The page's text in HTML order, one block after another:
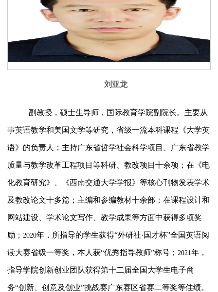
刘亚龙
副教授，硕士生导师，国际教育学院副院长。主要从
事英语教学和美国文学等研究，省级一流本科课程《大学英
语》的负责人；主持广东省哲学社会科学项目、广东省教学
质量与教学改革工程项目等科研、教改项目十余项；在《电
化教育研究》、《西南交通大学学报》等核心刊物发表学术
及教改论文十多篇；主编和参编教材十余部；在课程设计和
网站建设、学术论文写作、教学成果等方面中获得多项奖
励； 2020年，所指导的学生获得“外研社·国才杯”全国英语阅
读大赛省级一等奖，本人获“优秀指导教师”称号； 2021 年，
指导学院创新创业团队获得第十二届全国大学生电子商
务“创新、创意及创业”挑战赛广东赛区省赛二等奖等佳绩。